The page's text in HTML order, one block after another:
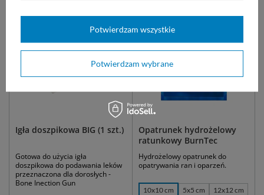
Igła doszpikowa BIG (1 szt.)
Gotowa do użycia igła
doszpikowa do podawania leków
przeznaczona dla dorosłych -
Bone Inection Gun
Opatrunek hydrożelowy
ratunkowy BurnTec
Hydrożelowy opatrunek do
opatrywania ran i oparzeń.
10x10 cm 5x5 cm
12x12 cm
Potwierdzam wybrane
Potwierdzam wszystkie